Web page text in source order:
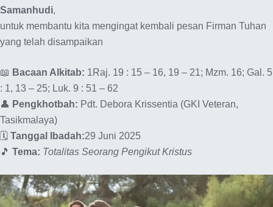
Samanhudi,
untuk membantu kita mengingat kembali pesan Firman Tuhan
yang telah disampaikan
📖 Bacaan Alkitab: 1Raj. 19 : 15 – 16, 19 – 21; Mzm. 16; Gal. 5
: 1, 13 – 25; Luk. 9 : 51 – 62
👤 Pengkhotbah: Pdt. Debora Krissentia (GKI Veteran,
Tasikmalaya)
🗓️ Tanggal Ibadah:29 Juni 2025
🎵 Tema: Totalitas Seorang Pengikut Kristus